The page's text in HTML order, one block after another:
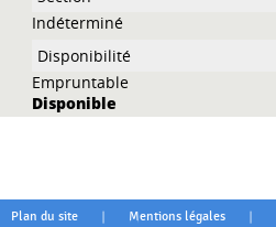
Indéterminé
Empruntable
Disponible
Plan du site | Mentions légales |